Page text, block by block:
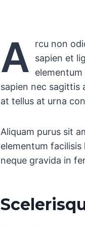
A
rcu non
sapien et
sapien nec sagittis
at tellus at urna
Aliquam purus sit
elementum facilisis
neque gravida in